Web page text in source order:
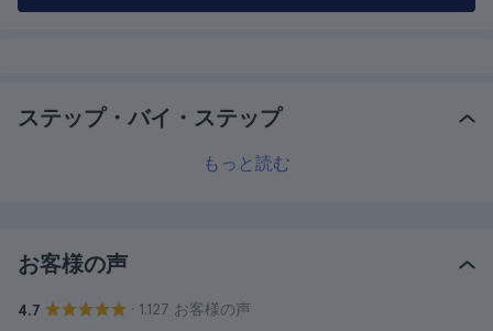
ステップ・バイ・ステップ
もっと読む
お客様の声
4.7 · 1.127 お客様の声